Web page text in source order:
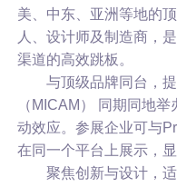
美、中东、亚洲等地的
人、设计师及制造商，
渠道的高效跳板。
与顶级品牌同台，提
（MICAM） 同期同地
动效应。参展企业可与
在同一个平台上展示，
聚焦创新与设计，适